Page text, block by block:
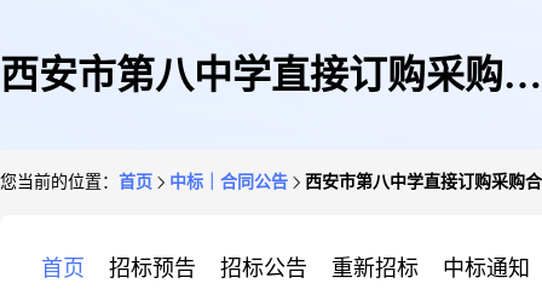
西安市第八中学直接订购采购合
您当前的位置： 首页 中标｜合同公告 西安市第八中学直接订购采购
首页 招标预告 招标公告 重新招标 中标通知